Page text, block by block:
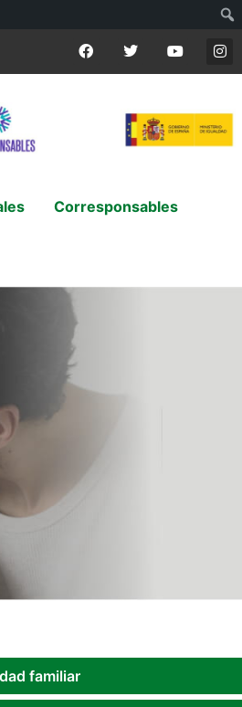
Corresponsables
familiar